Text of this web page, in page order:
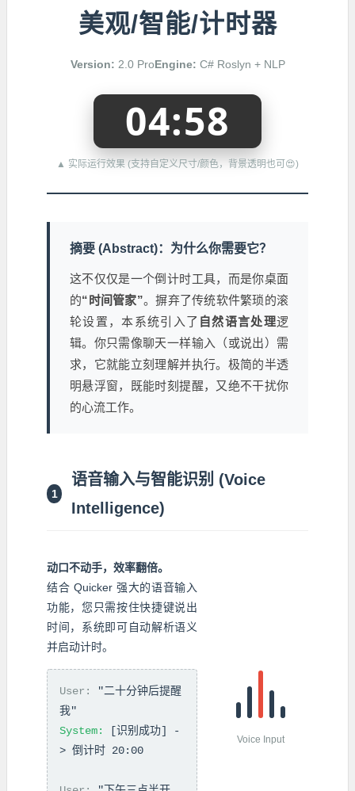
美观/智能/计时器
Version: 2.0 ProEngine: C# Roslyn + NLP
04:58
▲ 实际运行效果 (支持自定义尺寸/颜色，背景透明也可😍)
摘要 (Abstract)：为什么你需要它？
这不仅仅是一个倒计时工具，而是你桌面
的“时间管家”。摒弃了传统软件繁琐的滚
轮设置，本系统引入了 自然语言处理逻
辑。你只需像聊天一样输入（或说出）需
求，它就能立刻理解并执行。极简的半透
明悬浮窗，既能时刻提醒，又绝不干扰你
的心流工作。
1
语音输入与智能识别 (Voice
Intelligence)
动口不动手，效率翻倍。
结合 Quicker 强大的语音输入
功能，您只需按住快捷键说出
时间，系统即可自动解析语义
并启动计时。
User:
"二十分钟后提醒
我"
System:
[识别成功] -
> 倒计时 20:00
Voice Input